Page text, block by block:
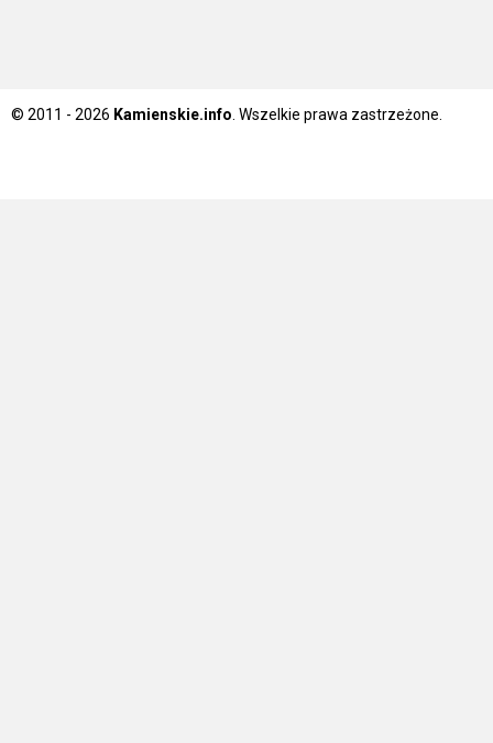
© 2011 - 2026 Kamienskie.info. Wszelkie prawa zastrzeżone.